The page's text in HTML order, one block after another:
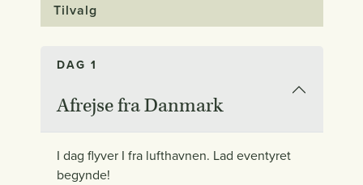
Tilvalg
DAG 1
Afrejse fra Danmark
I dag flyver I fra lufthavnen. Lad eventyret
begynde!